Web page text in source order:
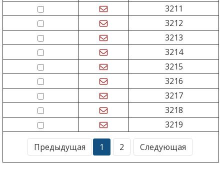
3211
3212
3213
3214
3215
3216
3217
3218
3219
Предыдущая 1 2 Следующая